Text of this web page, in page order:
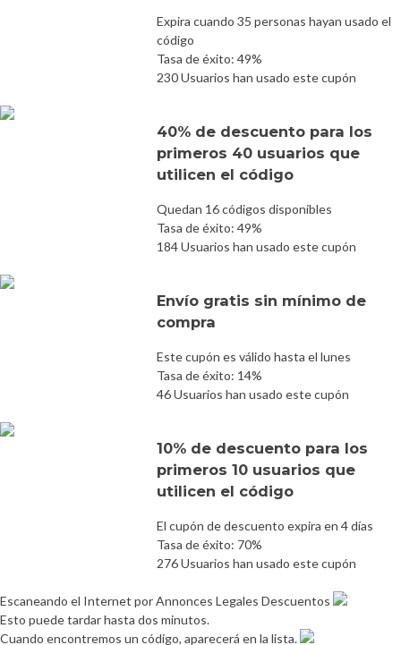
Expira cuando 35 personas hayan usado el
código
Tasa de éxito: 49%
230 Usuarios han usado este cupón
40% de descuento para los
primeros 40 usuarios que
utilicen el código
Quedan 16 códigos disponibles
Tasa de éxito: 49%
184 Usuarios han usado este cupón
Envío gratis sin mínimo de
compra
Este cupón es válido hasta el lunes
Tasa de éxito: 14%
46 Usuarios han usado este cupón
10% de descuento para los
primeros 10 usuarios que
utilicen el código
El cupón de descuento expira en 4 días
Tasa de éxito: 70%
276 Usuarios han usado este cupón
Escaneando el Internet por Annonces Legales Descuentos
Esto puede tardar hasta dos minutos.
Cuando encontremos un código, aparecerá en la lista.